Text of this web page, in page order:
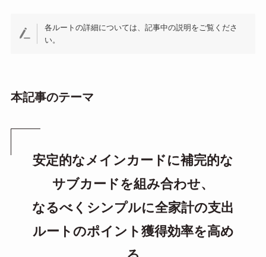
各ルートの詳細については、記事中の説明をご覧くださ
い。
本記事のテーマ
安定的なメインカードに補完的な
サブカードを組み合わせ、
なるべくシンプルに全家計の支出
ルートのポイント獲得効率を高め